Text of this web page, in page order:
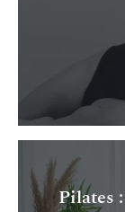
Pilates